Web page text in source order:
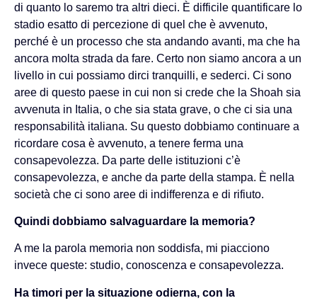
di quanto lo saremo tra altri dieci. È difficile quantificare lo
stadio esatto di percezione di quel che è avvenuto,
perché è un processo che sta andando avanti, ma che ha
ancora molta strada da fare. Certo non siamo ancora a un
livello in cui possiamo dirci tranquilli, e sederci. Ci sono
aree di questo paese in cui non si crede che la Shoah sia
avvenuta in Italia, o che sia stata grave, o che ci sia una
responsabilità italiana. Su questo dobbiamo continuare a
ricordare cosa è avvenuto, a tenere ferma una
consapevolezza. Da parte delle istituzioni c’è
consapevolezza, e anche da parte della stampa. È nella
società che ci sono aree di indifferenza e di rifiuto.
Quindi dobbiamo salvaguardare la memoria?
A me la parola memoria non soddisfa, mi piacciono
invece queste: studio, conoscenza e consapevolezza.
Ha timori per la situazione odierna, con la